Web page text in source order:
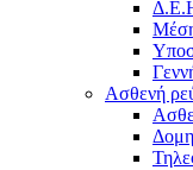
Ασθενή